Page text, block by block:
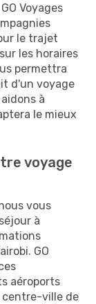
Voyages
le trajet
les horaires
permettra
d'un voyage
à
le mieux
voyage
vous
à
GO
aéroports
centre-ville de